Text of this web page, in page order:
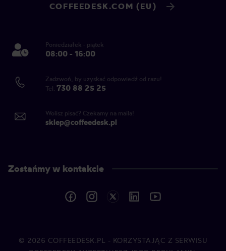
COFFEEDESK.COM (EU)
Poniedziałek - piątek
08:00 - 16:00
Zadzwoń, by uzyskać odpowiedź od razu!
Tel. 730 88 25 25
Wolisz pisać? Czekamy na maila!
sklep@coffeedesk.pl
Zostańmy w kontakcie
© 2026 COFFEEDESK.PL
- KORZYSTAJĄC Z SERWISU